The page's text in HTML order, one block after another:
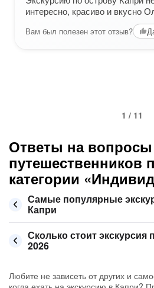
интересно, красиво и вкусно
Вам был полезен этот отзыв?
1 / 11
Ответы на вопросы
путешественников
категории
Самые популярные
Капри
Сколько стоит экскурсия
2026
Любите не зависеть от других и